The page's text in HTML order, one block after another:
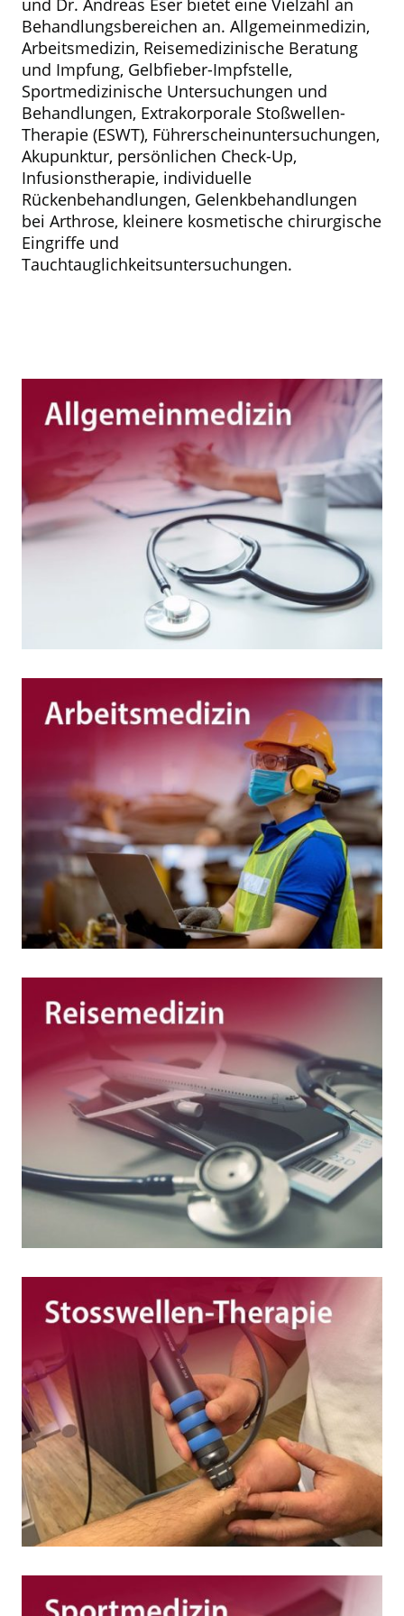
und Dr. Andreas Eser bietet eine Vielzahl an
Behandlungsbereichen an. Allgemeinmedizin,
Arbeitsmedizin, Reisemedizinische Beratung
und Impfung, Gelbfieber-Impfstelle,
Sportmedizinische Untersuchungen und
Behandlungen, Extrakorporale Stoßwellen-
Therapie (ESWT), Führerscheinuntersuchungen,
Akupunktur, persönlichen Check-Up,
Infusionstherapie, individuelle
Rückenbehandlungen, Gelenkbehandlungen
bei Arthrose, kleinere kosmetische chirurgische
Eingriffe und
Tauchtauglichkeitsuntersuchungen.